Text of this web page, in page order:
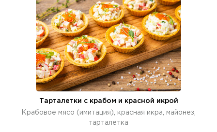
Тарталетки с крабом и красной икрой
Крабовое мясо (имитация), красная икра, майонез,
тарталетка